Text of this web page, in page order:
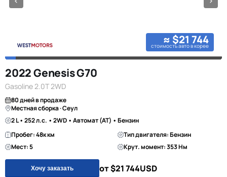
≈ $21 744
стоимость авто в корее
2022 Genesis G70
Gasoline 2.0T 2WD
80 дней в продаже
Местная сборка · Сеул
2 L • 252 л.с. • 2WD • Автомат (AT) • Бензин
Пробег: 48к км
Тип двигателя: Бензин
Мест: 5
Крут. момент: 353 Нм
Хочу заказать от $21 744USD